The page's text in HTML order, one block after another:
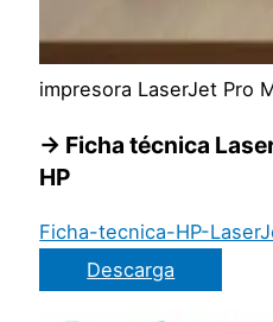
impresora LaserJet Pro
→ Ficha técnica
HP
Ficha-tecnica-HP-
Descarga